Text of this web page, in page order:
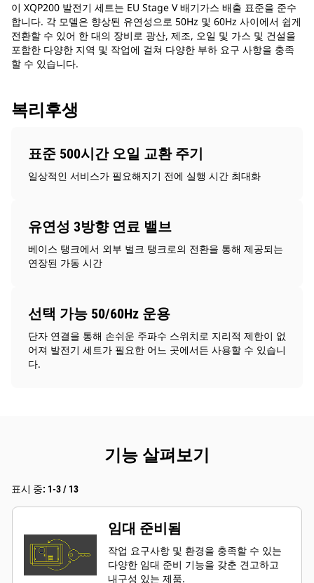
이 XQP200 발전기 세트는 EU Stage V 배기가스 배출 표준을 준수
합니다. 각 모델은 향상된 유연성으로 50Hz 및 60Hz 사이에서 쉽게
전환할 수 있어 한 대의 장비로 광산, 제조, 오일 및 가스 및 건설을
포함한 다양한 지역 및 작업에 걸쳐 다양한 부하 요구 사항을 충족
할 수 있습니다.
복리후생
표준 500시간 오일 교환 주기
일상적인 서비스가 필요해지기 전에 실행 시간 최대화
유연성 3방향 연료 밸브
베이스 탱크에서 외부 벌크 탱크로의 전환을 통해 제공되는
연장된 가동 시간
선택 가능 50/60Hz 운용
단자 연결을 통해 손쉬운 주파수 스위치로 지리적 제한이 없
어져 발전기 세트가 필요한 어느 곳에서든 사용할 수 있습니
다.
기능 살펴보기
표시 중: 1-3 / 13
임대 준비됨
작업 요구사항 및 환경을 충족할 수 있는
다양한 임대 준비 기능을 갖춘 견고하고
내구성 있는 제품.